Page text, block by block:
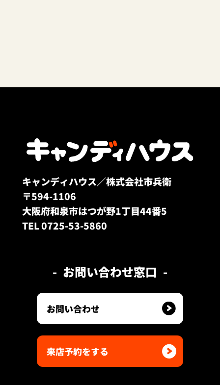
キャンディハウス／株式会社市兵衛
〒594-1106
大阪府和泉市はつが野1丁目44番5
TEL 0725-53-5860
お問い合わせ窓口
お問い合わせ
来店予約をする